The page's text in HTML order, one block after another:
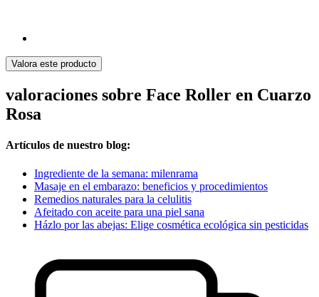
Valora este producto
valoraciones sobre Face Roller en Cuarzo
Rosa
Artículos de nuestro blog:
Ingrediente de la semana: milenrama
Masaje en el embarazo: beneficios y procedimientos
Remedios naturales para la celulitis
Afeitado con aceite para una piel sana
Házlo por las abejas: Elige cosmética ecológica sin pesticidas